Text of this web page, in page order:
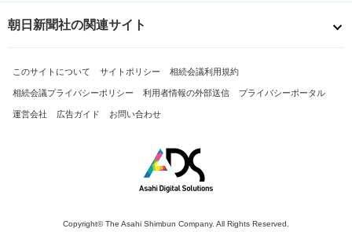
朝日新聞社の関連サイト
このサイトについて サイトポリシー 相続会議利用規約
相続会議プライバシーポリシー 利用者情報の外部送信 プライバシーポータル
運営会社 広告ガイド お問い合わせ
Copyright© The Asahi Shimbun Company. All Rights Reserved.